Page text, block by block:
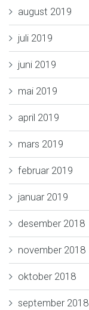
august 2019
juli 2019
juni 2019
mai 2019
april 2019
mars 2019
februar 2019
januar 2019
desember 2018
november 2018
oktober 2018
september 2018